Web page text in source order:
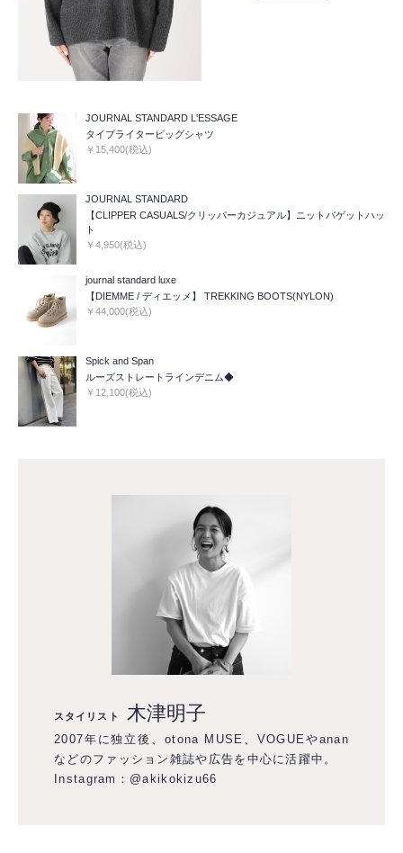
JOURNAL STANDARD L'ESSAGE
タイプライタービッグシャツ
￥15,400(税込)
JOURNAL STANDARD
【CLIPPER CASUALS/クリッパーカジュアル】ニットバゲットハッ
ト
￥4,950(税込)
journal standard luxe
【DIEMME / ディエッメ】 TREKKING BOOTS(NYLON)
￥44,000(税込)
Spick and Span
ルーズストレートラインデニム◆
￥12,100(税込)
スタイリスト 木津明子
2007年に独立後、otona MUSE、VOGUEやanan
などのファッション雑誌や広告を中心に活躍中。
Instagram： @akikokizu66